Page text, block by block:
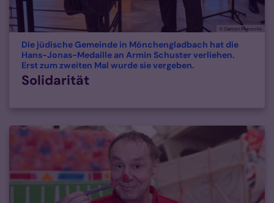
© Garnet Manecke
Die jüdische Gemeinde in Mönchengladbach hat die
Hans-Jonas-Medaille an Armin Schuster verliehen.
Erst zum zweiten Mal wurde sie vergeben.
Solidarität